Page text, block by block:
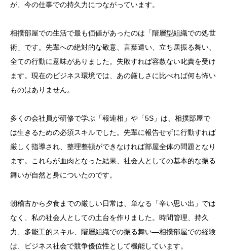
が、今の仕事での持久力につながっています。
相撲部屋での生活で最も価値があったのは「階層型組織での処世
術」です。先輩への絶対的な敬意、言葉遣い、立ち居振る舞い、
全ての行動に意味がありました。失敗すれば容赦ない叱責を受け
ます。現在のビジネス環境では、あの厳しさに比べれば何も怖い
ものはありません。
多くの会社員が研修で学ぶ「報連相」や「5S」は、相撲部屋で
は生きるための必須スキルでした。先輩に報告せずに行動すれば
厳しく指導され、整理整頓ができなければ部屋全体の問題となり
ます。これらが血肉となった結果、社会人としての基本的な振る
舞いが自然と身についたのです。
朝稽古から夕食までの厳しい日常は、単なる「辛い思い出」では
なく、私の社会人としての土台を作りました。時間管理、持久
力、多能工的スキル、階層組織での振る舞い―相撲部屋での経験
は、ビジネス社会で競争優位性として機能しています。